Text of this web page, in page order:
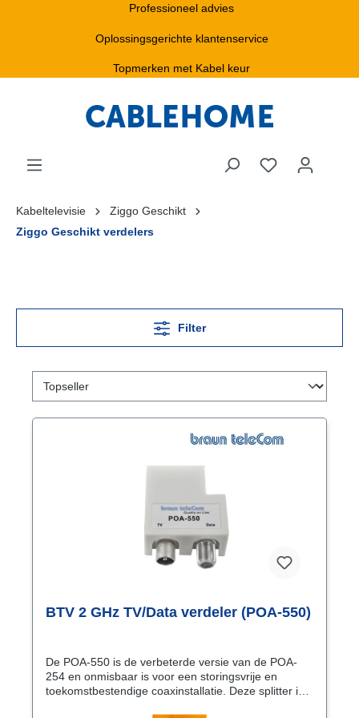
Professioneel advies
Oplossingsgerichte klantenservice
Topmerken met Kabel keur
Kabeltelevisie
Ziggo Geschikt
Ziggo Geschikt verdelers
Filter
BTV 2 GHz TV/Data verdeler (POA-550)
De POA-550 is de verbeterde versie van de POA-
254 en onmisbaar is voor een storingsvrije en
toekomstbestendige coaxinstallatie. Deze splitter is